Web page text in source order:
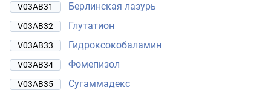
V03AB31 Берлинская лазурь
V03AB32 Глутатион
V03AB33 Гидроксокобаламин
V03AB34 Фомепизол
V03AB35 Сугаммадекс